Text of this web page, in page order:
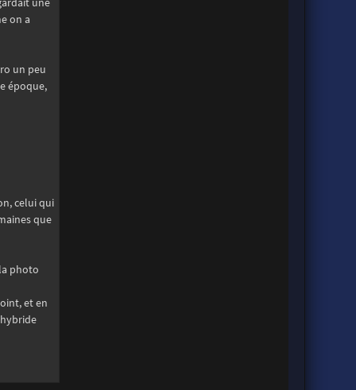
on a
un peu
époque,
celui qui
que
photo
et en